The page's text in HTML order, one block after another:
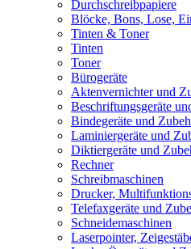
Durchschreibpapiere
Blöcke, Bons, Lose,
Tinten & Toner
Tinten
Toner
Bürogeräte
Aktenvernichter und
Beschriftungsgeräte
Bindegeräte und
Laminiergeräte und
Diktiergeräte und
Rechner
Schreibmaschinen
Drucker,
Telefaxgeräte und
Schneidemaschinen
Laserpointer,